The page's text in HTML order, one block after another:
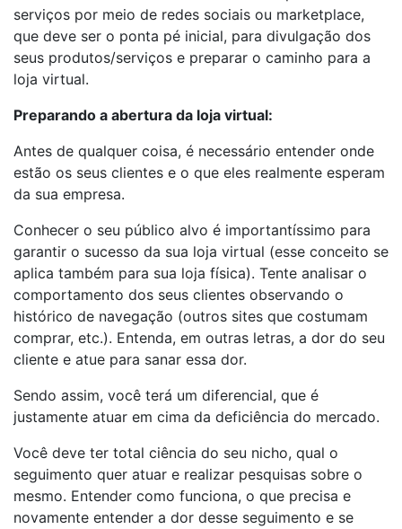
serviços por meio de redes sociais ou marketplace,
que deve ser o ponta pé inicial, para divulgação dos
seus produtos/serviços e preparar o caminho para a
loja virtual.
Preparando a abertura da loja virtual:
Antes de qualquer coisa, é necessário entender onde
estão os seus clientes e o que eles realmente esperam
da sua empresa.
Conhecer o seu público alvo é importantíssimo para
garantir o sucesso da sua loja virtual (esse conceito se
aplica também para sua loja física). Tente analisar o
comportamento dos seus clientes observando o
histórico de navegação (outros sites que costumam
comprar, etc.). Entenda, em outras letras, a dor do seu
cliente e atue para sanar essa dor.
Sendo assim, você terá um diferencial, que é
justamente atuar em cima da deficiência do mercado.
Você deve ter total ciência do seu nicho, qual o
seguimento quer atuar e realizar pesquisas sobre o
mesmo. Entender como funciona, o que precisa e
novamente entender a dor desse seguimento e se